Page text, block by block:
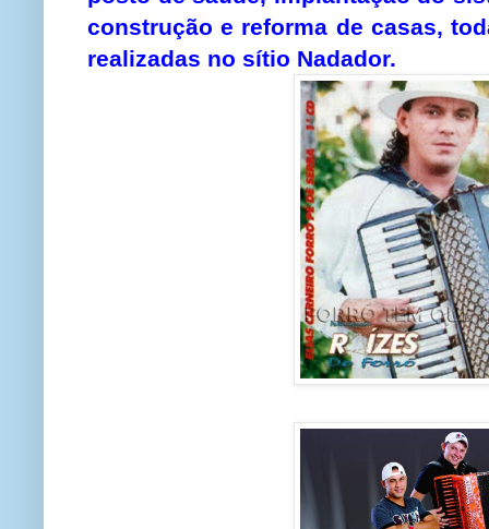
construção e reforma de casas,
realizadas no sítio Nadador.